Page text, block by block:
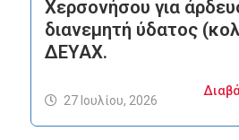
Χερσονήσου για
διανεμητή ύδατος
ΔΕΥΑΧ.
27 Ιουλίου, 2026